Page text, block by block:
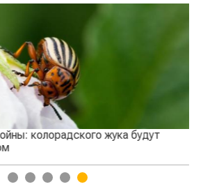
колорадского жука будут
1 2 3 4 5